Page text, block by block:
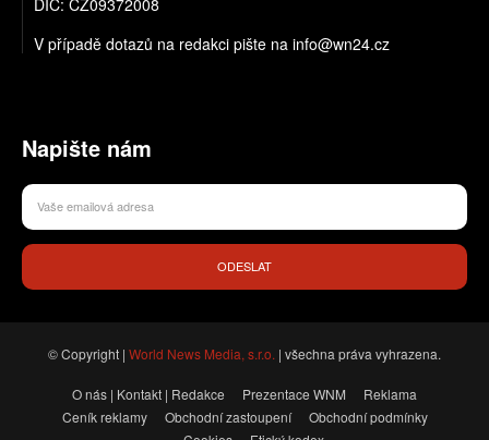
V případě dotazů na redakci pište na info@wn24.cz
Napište nám
ODESLAT
© Copyright | World News Media, s.r.o. | všechna práva vyhrazena.
O nás | Kontakt | Redakce Prezentace WNM
Reklama
Ceník reklamy
Obchodní zastoupení
Obchodní podmínky